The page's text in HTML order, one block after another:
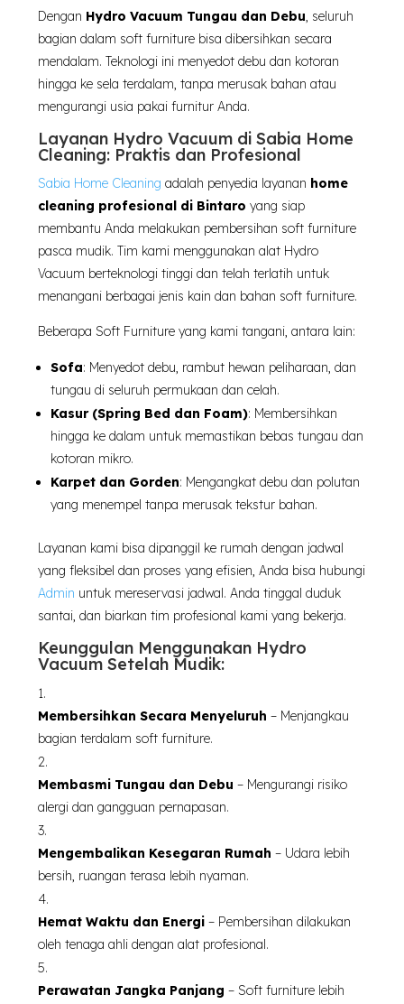
Dengan Hydro Vacuum Tungau dan Debu, seluruh
bagian dalam soft furniture bisa dibersihkan secara
mendalam. Teknologi ini menyedot debu dan kotoran
hingga ke sela terdalam, tanpa merusak bahan atau
mengurangi usia pakai furnitur Anda.
Layanan Hydro Vacuum di Sabia Home
Cleaning: Praktis dan Profesional
Sabia Home Cleaning adalah penyedia layanan home
cleaning profesional di Bintaro yang siap
membantu Anda melakukan pembersihan soft furniture
pasca mudik. Tim kami menggunakan alat Hydro
Vacuum berteknologi tinggi dan telah terlatih untuk
menangani berbagai jenis kain dan bahan soft furniture.
Beberapa Soft Furniture yang kami tangani, antara lain:
Sofa: Menyedot debu, rambut hewan peliharaan, dan
tungau di seluruh permukaan dan celah.
Kasur (Spring Bed dan Foam): Membersihkan
hingga ke dalam untuk memastikan bebas tungau dan
kotoran mikro.
Karpet dan Gorden: Mengangkat debu dan polutan
yang menempel tanpa merusak tekstur bahan.
Layanan kami bisa dipanggil ke rumah dengan jadwal
yang fleksibel dan proses yang efisien, Anda bisa hubungi
Admin untuk mereservasi jadwal. Anda tinggal duduk
santai, dan biarkan tim profesional kami yang bekerja.
Keunggulan Menggunakan Hydro
Vacuum Setelah Mudik:
Membersihkan Secara Menyeluruh – Menjangkau
bagian terdalam soft furniture.
Membasmi Tungau dan Debu – Mengurangi risiko
alergi dan gangguan pernapasan.
Mengembalikan Kesegaran Rumah – Udara lebih
bersih, ruangan terasa lebih nyaman.
Hemat Waktu dan Energi – Pembersihan dilakukan
oleh tenaga ahli dengan alat profesional.
Perawatan Jangka Panjang – Soft furniture lebih